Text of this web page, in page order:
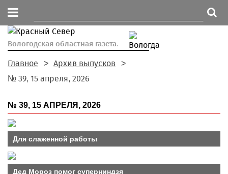
Вологодская областная газета.
Главное
Архив выпусков
№ 39, 15 апреля, 2026
№ 39, 15 АПРЕЛЯ, 2026
Для слаженной работы
Дед Мороз помог суперниндзя